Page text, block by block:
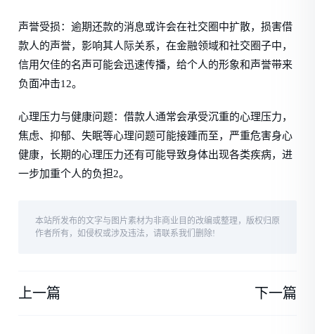
声誉受损：逾期还款的消息或许会在社交圈中扩散，损害借
款人的声誉，影响其人际关系，在金融领域和社交圈子中，
信用欠佳的名声可能会迅速传播，给个人的形象和声誉带来
负面冲击12。
心理压力与健康问题：借款人通常会承受沉重的心理压力，
焦虑、抑郁、失眠等心理问题可能接踵而至，严重危害身心
健康，长期的心理压力还有可能导致身体出现各类疾病，进
一步加重个人的负担2。
本站所发布的文字与图片素材为非商业目的改编或整理，版权归原
作者所有，如侵权或涉及违法，请联系我们删除!
上一篇 下一篇